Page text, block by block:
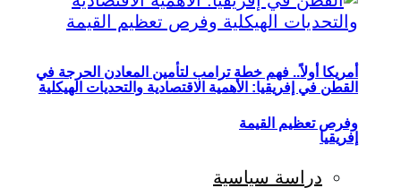
أمريكا أولاً.. فهم خطة ترامب لتأمين المعادن الحرجة في
إفريقيا
القطن في إفريقيا: الأهمية الاقتصادية والتحديات الهيكلية
وفرص تعظيم القيمة
دراسة سياسية